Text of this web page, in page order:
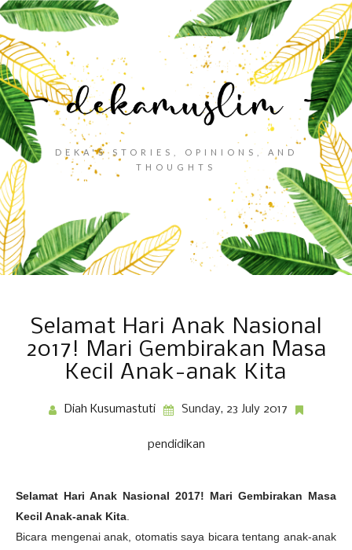
DEKA'S STORIES, OPINIONS, AND
THOUGHTS
Selamat Hari Anak Nasional
2017! Mari Gembirakan Masa
Kecil Anak-anak Kita
Diah Kusumastuti Sunday, 23 July 2017
pendidikan
Selamat Hari Anak Nasional 2017! Mari Gembirakan Masa
Kecil Anak-anak Kita
Bicara mengenai anak, otomatis saya bicara tentang anak-anak